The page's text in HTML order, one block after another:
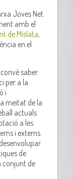
Joves Net
amb el
de Mislata,
en el
saber
per a la
i
meitat de la
actuals
a les
i externs.
de
conjunt de